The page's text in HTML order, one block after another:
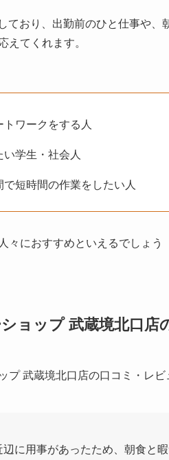
ており、出勤前のひと仕事や
えてくれます。
トワークをする人
い学生・社会人
で短時間の作業をしたい人
々におすすめといえるでしょう
ョップ 武蔵境北口店
プ 武蔵境北口店の口コミ・レ
辺に用事があったため、朝食と